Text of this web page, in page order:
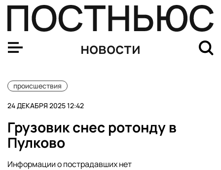
новости
происшествия
24 ДЕКАБРЯ 2025 12:42
Грузовик снес ротонду в
Пулково
Информации о пострадавших нет
Погибший лейтенант Климанов из Москвы любил